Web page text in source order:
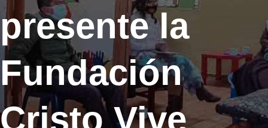
presente la
Fundación
Cristo Vive